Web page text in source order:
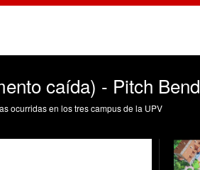
caída) - Pitch Bend
ocurridas en los tres campus de la UPV